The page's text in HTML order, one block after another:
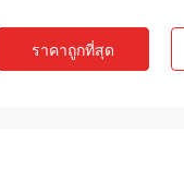
ราคาถูกที่สุด